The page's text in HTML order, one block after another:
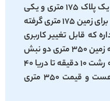
دو پلاک زمین مسکونی در شهر سنگر یک پلاک 175 متری و یکی
350 متری دارای نامه بنیاد جواز ساخت برای زمین 175 متری گرفته
که قابل تغییر کاربری
نیست که باعث میشه ویو خوبی داشته زمین 350 متری دو نبش
هستش امتیازات پای زمین دسترسی به رشت 10 دقیقه تا دریا 40
دقیقه قیمت زمین 175 متری 1.300 هست و قیمت 350 متری